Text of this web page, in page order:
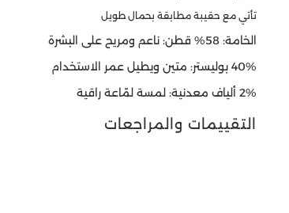
تأتي مع حقيبة مطابقة بحمال طويل
الخامة: 58% قطن: ناعم ومريح على البشرة
40% بوليستر: متين ويطيل عمر الاستخدام
2% ألياف معدنية: لمسة لمّاعة راقية
التقييمات والمراجعات